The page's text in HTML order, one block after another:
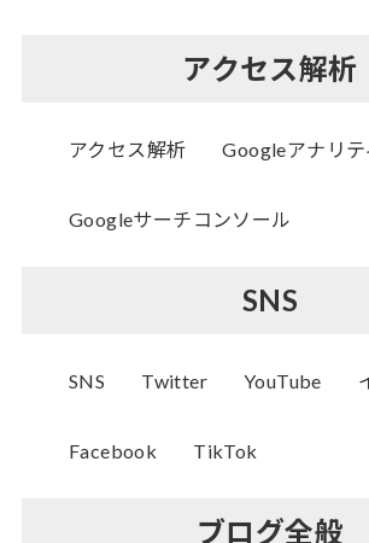
アクセス解析
アクセス解析 Googleアナリテ
Googleサーチコンソール
SNS
SNS Twitter YouTube
Facebook TikTok
ブログ全般